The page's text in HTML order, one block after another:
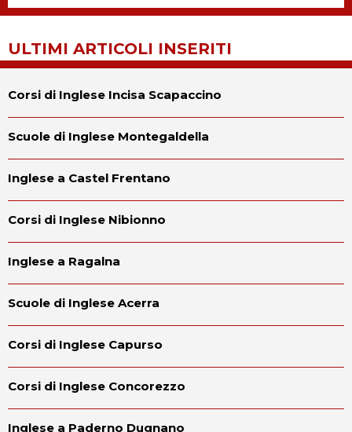
ULTIMI ARTICOLI INSERITI
Corsi di Inglese Incisa Scapaccino
Scuole di Inglese Montegaldella
Inglese a Castel Frentano
Corsi di Inglese Nibionno
Inglese a Ragalna
Scuole di Inglese Acerra
Corsi di Inglese Capurso
Corsi di Inglese Concorezzo
Inglese a Paderno Dugnano